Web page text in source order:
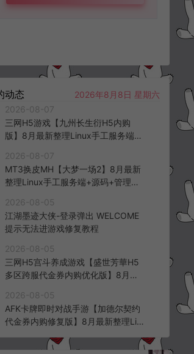
动态
2026年8月8日 星期六
2026-08-07
三网H5游戏【九州长生衍H5内购
版】8月最新整理Linux手工服务端
客户端+详细搭建教程+视频教程
2026-08-07
MT3换皮MH【大梦一场2】8月最新
整理Linux手工服务端+源码+管理后
频教程
2026-08-05
江湖墨迹大侠-登录弹出 WELCOME
提示无法进游戏修复教程
2026-08-05
三网H5宫斗养成游戏【盛世芳華H5
多区跨服代金券内购优化版】8月最
台+全资源安卓+详细搭建教程+视频
教程
2026-08-05
AFK卡牌即时对战手游【加德尔契约
代金券内购修复版】8月最新整理Lin
K授权后台+安卓苹果双端+详细搭建